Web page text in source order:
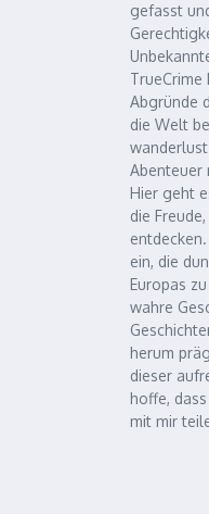
gefasst
TrueCrime
Abgründe
die Welt
Abenteuer
Hier geht
die
ein, die
Europas
wahre
herum
dieser
hoffe,
mit mir